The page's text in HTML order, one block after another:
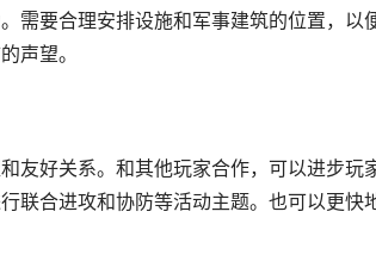
需要合理安排设施和军事建筑的位置，以
声望。
友好关系。和其他玩家合作，可以进步玩
联合进攻和协防等活动主题。也可以更快